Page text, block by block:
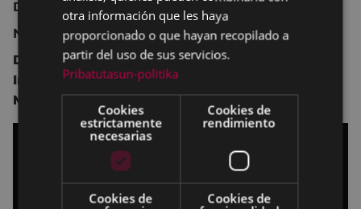
Drama, música.
No recomendada para menores de 16 años.
Dirección:Isaki Lacuesta, Pol Rodríguez
Intérpretes:Daniel Ibañez,
Magnin, Mafo.
otra información que les haya
proporcionado o que hayan recopilado a
partir del uso de sus servicios.
Pribatutasun-politika
Cookies
estrictamente
necesarias
Cookies de
rendimiento
Cookies de
Cookies de